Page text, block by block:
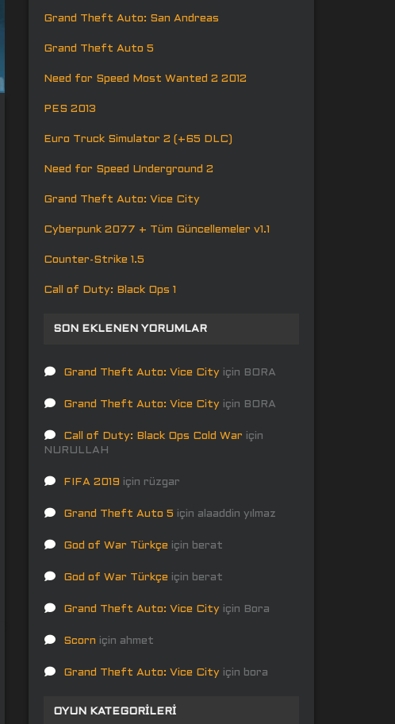
Grand Theft Auto: San Andreas
Grand Theft Auto 5
Need for Speed Most Wanted 2 2012
PES 2013
Euro Truck Simulator 2 (+65 DLC)
Need for Speed Underground 2
Grand Theft Auto: Vice City
Cyberpunk 2077 + Tüm Güncellemeler v1.1
Counter-Strike 1.5
Call of Duty: Black Ops 1
SON EKLENEN YORUMLAR
Grand Theft Auto: Vice City için BORA
Grand Theft Auto: Vice City için BORA
Call of Duty: Black Ops Cold War için
NURULLAH
FIFA 2019 için rüzgar
Grand Theft Auto 5 için alaaddin yılmaz
God of War Türkçe için berat
God of War Türkçe için berat
Grand Theft Auto: Vice City için Bora
Scorn için ahmet
Grand Theft Auto: Vice City için bora
OYUN KATEGORILERI